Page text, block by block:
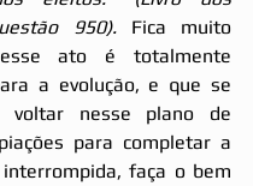
950). Fica muito
ato é totalmente
a evolução, e que se
voltar nesse plano de
para completar a
faça o bem